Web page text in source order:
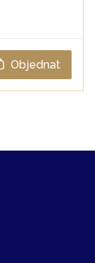
Objednat